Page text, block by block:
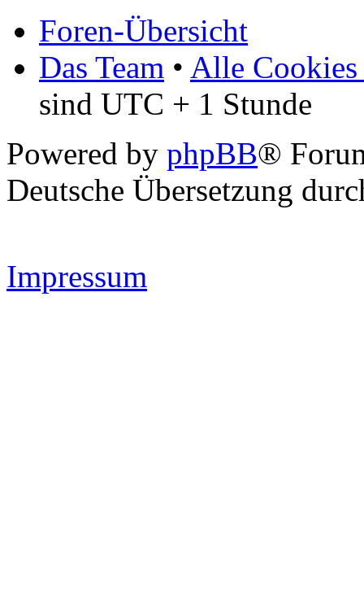
Foren-Übersicht
Das Team • Alle Cookies
sind UTC + 1 Stunde
Powered by phpBB®
Deutsche Übersetzung
Impressum